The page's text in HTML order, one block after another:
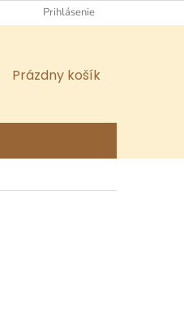
OCHRANA OSOBNÝCH ÚDAJOV
Prihlásenie
NÁKUPNÝ
Prázdny košík